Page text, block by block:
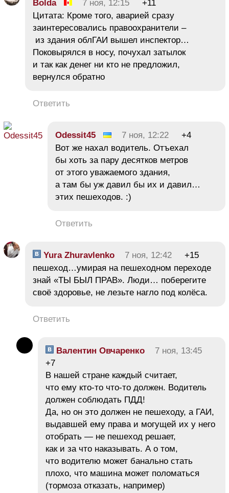
Bolda 7 ноя, 12:15
+11
Цитата: Кроме того, аварией сразу
заинтересовались правоохранители –
из здания облГАИ вышел инспектор…
Поковырялся в носу, почухал затылок
и так как денег ни кто не предложил,
вернулся обратно
Ответить
Odessit45 7 ноя, 12:22
+4
Вот же нахал водитель. Отъехал
бы хоть за пару десятков метров
от этого уважаемого здания,
а там бы уж давил бы их и давил…
этих пешеходов. :)
Ответить
Yura Zhuravlenko 7 ноя, 12:42
+15
пешеход…умирая на пешеходном переходе
знай «ТЫ БЫЛ ПРАВ». Люди… поберегите
своё здоровье, не лезьте нагло под колёса.
Ответить
Валентин Овчаренко
7 ноя, 13:45
+7
В нашей стране каждый считает,
что ему кто-то что-то должен. Водитель
должен соблюдать ПДД!
Да, но он это должен не пешеходу, а ГАИ,
выдавшей ему права и могущей их у него
отобрать — не пешеход решает,
как и за что наказывать. А о том,
что водителю может банально стать
плохо, что машина может поломаться
(тормоза отказать, например)